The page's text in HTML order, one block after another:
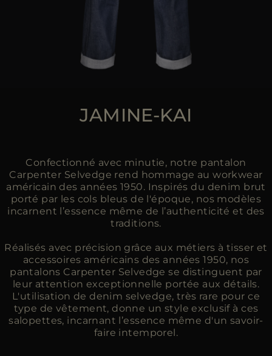
JAMINE-KAI
Confectionné avec minutie, notre pantalon
Carpenter Selvedge rend hommage au workwear
américain des années 1950. Inspirés du denim brut
porté par les cols bleus de l'époque, nos modèles
incarnent l’essence même de l’authenticité et des
traditions.
Réalisés avec précision grâce aux métiers à tisser et
accessoires américains des années 1950, nos
pantalons Carpenter Selvedge se distinguent par
leur attention exceptionnelle portée aux détails.
L'utilisation de denim selvedge, très rare pour ce
type de vêtement, donne un style exclusif à ces
salopettes, incarnant l’essence même d'un savoir-
faire intemporel.